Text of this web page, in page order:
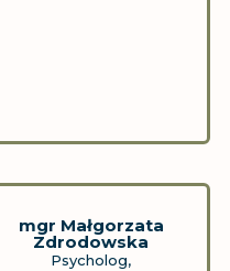
mgr Małgorzata
Zdrodowska
Psycholog,